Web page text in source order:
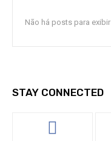
Não há posts para exibir
STAY CONNECTED